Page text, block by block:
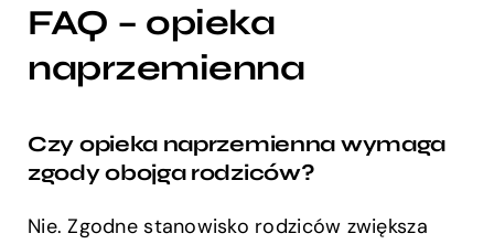
FAQ – opieka
naprzemienna
Czy opieka naprzemienna wymaga
zgody obojga rodziców?
Nie. Zgodne stanowisko rodziców zwiększa